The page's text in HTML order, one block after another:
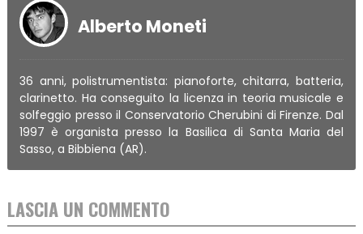
Alberto Moneti
36 anni, polistrumentista: pianoforte, chitarra, batteria,
clarinetto. Ha conseguito la licenza in teoria musicale e
solfeggio presso il Conservatorio Cherubini di Firenze. Dal
1997 è organista presso la Basilica di Santa Maria del
Sasso, a Bibbiena (AR).
LASCIA UN COMMENTO